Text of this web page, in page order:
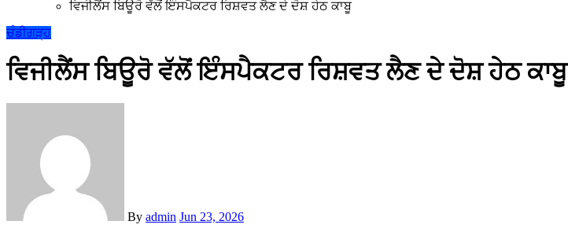
ਵਿਜੀਲੈਂਸ ਬਿਊਰੋ ਵੱਲੋਂ ਇੰਸਪੈਕਟਰ ਰਿਸ਼ਵਤ ਲੈਣ ਦੇ ਦੋਸ਼ ਹੇਠ ਕਾਬੂ
ਚੰਡੀਗੜ੍ਹ
ਵਿਜੀਲੈਂਸ ਬਿਊਰੋ ਵੱਲੋਂ ਇੰਸਪੈਕਟਰ ਰਿਸ਼ਵਤ ਲੈਣ ਦੇ ਦੋਸ਼ ਹੇਠ ਕਾਬੂ
By admin Jun 23, 2026